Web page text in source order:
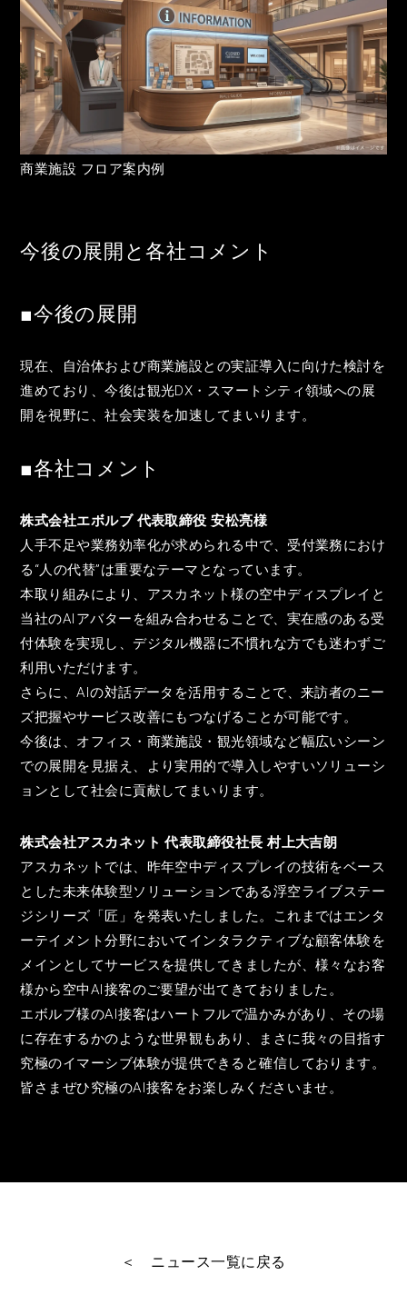
商業施設 フロア案内例
今後の展開と各社コメント
■今後の展開
現在、自治体および商業施設との実証導入に向けた検討を
進めており、今後は観光DX・スマートシティ領域への展
開を視野に、社会実装を加速してまいります。
■各社コメント
株式会社エボルブ 代表取締役 安松亮様
人手不足や業務効率化が求められる中で、受付業務におけ
る“人の代替”は重要なテーマとなっています。
本取り組みにより、アスカネット様の空中ディスプレイと
当社のAIアバターを組み合わせることで、実在感のある受
付体験を実現し、デジタル機器に不慣れな方でも迷わずご
利用いただけます。
さらに、AIの対話データを活用することで、来訪者のニー
ズ把握やサービス改善にもつなげることが可能です。
今後は、オフィス・商業施設・観光領域など幅広いシーン
での展開を見据え、より実用的で導入しやすいソリューシ
ョンとして社会に貢献してまいります。
株式会社アスカネット 代表取締役社長 村上大吉朗
アスカネットでは、昨年空中ディスプレイの技術をベース
とした未来体験型ソリューションである浮空ライブステー
ジシリーズ「匠」を発表いたしました。これまではエンタ
ーテイメント分野においてインタラクティブな顧客体験を
メインとしてサービスを提供してきましたが、様々なお客
様から空中AI接客のご要望が出てきておりました。
エボルブ様のAI接客はハートフルで温かみがあり、その場
に存在するかのような世界観もあり、まさに我々の目指す
究極のイマーシブ体験が提供できると確信しております。
皆さまぜひ究極のAI接客をお楽しみくださいませ。
＜ ニュース一覧に戻る